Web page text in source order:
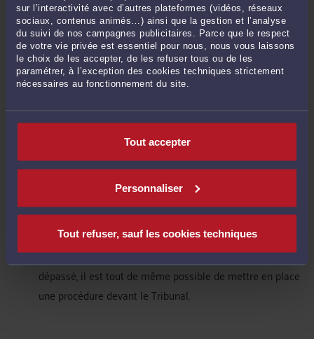
sur l’interactivité avec d’autres plateformes (vidéos, réseaux
sociaux, contenus animés…) ainsi que la gestion et l’analyse
du suivi de nos campagnes publicitaires. Parce que le respect
de votre vie privée est essentiel pour nous, nous vous laissons
le choix de les accepter, de les refuser tous ou de les
paramétrer, à l’exception des cookies techniques strictement
nécessaires au fonctionnement du site.
Tout accepter
Personnaliser
Tout refuser, sauf les cookies techniques
précise des défauts constatés et des travaux à réaliser
pour les réparer. Il est important de noter que le délai fixé
dans la mise en demeure ne doit pas être trop court, afin
de laisser suffisamment de temps au constructeur pour
répond pas à la mise en demeure ou ne procède pas aux
réparations dans le délai imparti, vous pouvez saisir le
tribunal compétent pour faire valoir vos droits et obtenir
Ne pas tarder à agir : Il est important de ne pas tarder à
agir si les réserves ne sont pas levées par le constructeur
dans le délai d'un an. N'attendez pas la fin du délai d'un
an pour entreprendre ces démarches. Si le délai est
dépassé, il est tout de même possible de mettre en place
une procédure devant le Tribunal.